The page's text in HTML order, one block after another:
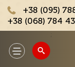
+38 (095)
+38 (068) 784
Toggle
navigation